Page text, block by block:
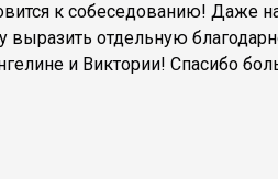
к собеседованию! Даже
отдельную
и Виктории! Спасибо